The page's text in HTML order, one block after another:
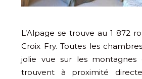
L’Alpage se trouve au 1 872
Croix Fry. Toutes les
jolie vue sur les montagnes
trouvent à proximité